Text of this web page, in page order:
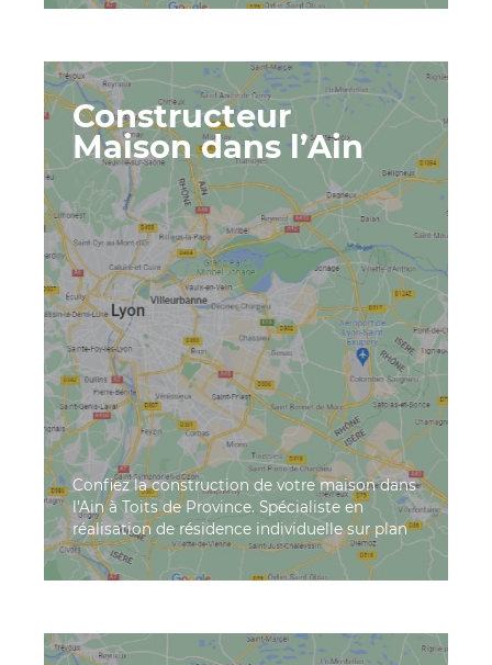
Constructeur
Maison dans l’Ain
Confiez la construction de votre maison dans
l'Ain à Toits de Province. Spécialiste en
réalisation de résidence individuelle sur plan